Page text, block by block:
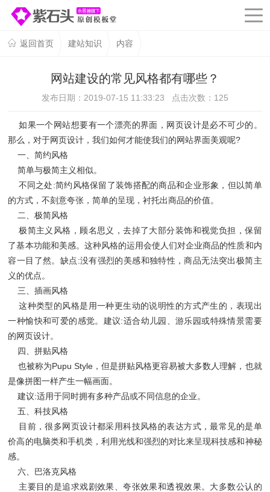
返回首页 建站知识 内容
网站建设的常见风格都有哪些？
发布日期：2019-07-15 11:33:23 点击次数： 125
如果一个网站想要有一个漂亮的界面，网页设计是必不可少的。
那么，对于网页设计，我们如何才能使我们的网站界面美观呢?
一、简约风格
简单与极简主义相似。
不同之处:简约风格保留了装饰搭配的商品和企业形象，但以简单
的方式，不刻意夸张，简单的呈现，衬托出商品的价值。
二、极简风格
极简主义风格，顾名思义，去掉了大部分装饰和视觉负担，保留
了基本功能和美感。这种风格的运用会使人们对企业商品的性质和内
容一目了然。缺点:没有强烈的美感和独特性，商品无法突出极简主
义的优点。
三、插画风格
这种类型的风格是用一种更生动的说明性的方式产生的，表现出
一种愉快和可爱的感觉。建议:适合幼儿园、游乐园或特殊情景需要
的网页设计。
四、拼贴风格
也被称为Pupu Style，但是拼贴风格更容易被大多数人理解，也就
是像拼图一样产生一幅画面。
建议:适用于同时拥有多种产品或不同信息的企业。
五、科技风格
目前，很多网页设计都采用科技风格的表达方式，最常见的是单
价高的电脑类和手机类，利用光线和强烈的对比来呈现科技感和神秘
感。
六、巴洛克风格
主要目的是追求戏剧效果、夸张效果和透视效果。大多数公认的